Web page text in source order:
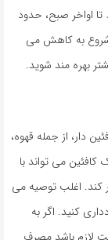
اواخر صبح، حدود
شروع به کاهش می
بهره مند شوید.
دار، از جمله قهوه،
می تواند با
کند. اغلب توصیه می
کنید. اگر به